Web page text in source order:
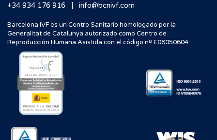
+34 934 176 916
| info@bcnivf.com
Barcelona IVF es un Centro Sanitario homologado por la
Generalitat de Catalunya autorizado como Centro de
Reproducción Humana Asistida con el código nº E08050604